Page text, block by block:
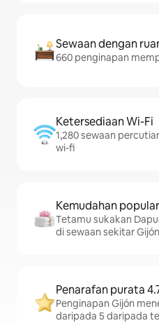
Sewaan dengan
660 penginapan
Ketersediaan Wi-Fi
1,280 sewaan
wi-fi
Kemudahan
Tetamu sukakan
di sewaan sekitar Gijón
Penarafan purata
Penginapan Gijón
daripada 5 daripada